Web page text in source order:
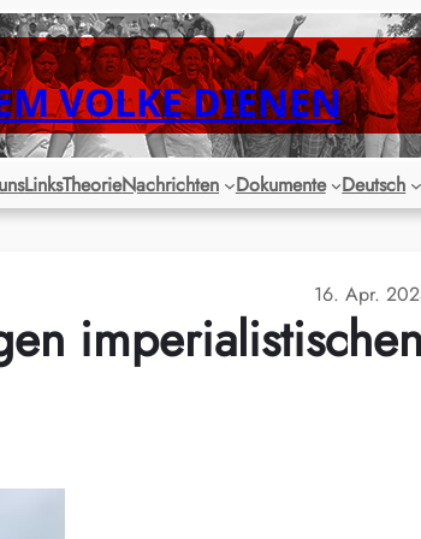
VOLKE DIENEN
LinksTheorieNachrichten Dokumente Deutsch
16. Apr.
imperialistischen